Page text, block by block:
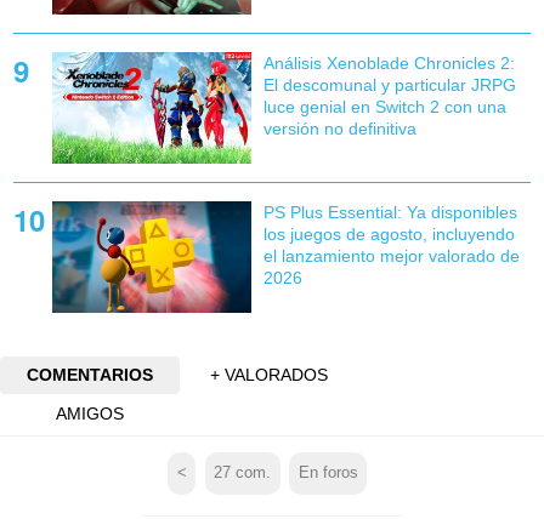
Análisis Xenoblade Chronicles 2:
El descomunal y particular JRPG
luce genial en Switch 2 con una
versión no definitiva
PS Plus Essential: Ya disponibles
los juegos de agosto, incluyendo
el lanzamiento mejor valorado de
2026
COMENTARIOS
+ VALORADOS
AMIGOS
< 27 com. En foros